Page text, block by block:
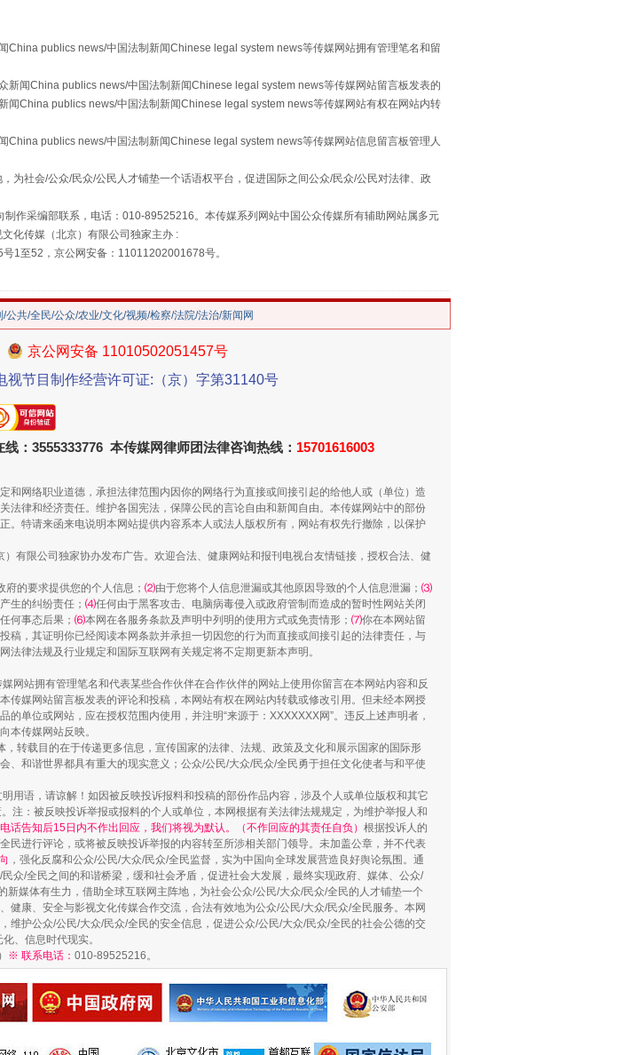
程"里的骗局 习近平的“航天情”
鉴定乱象
重拳出击！专项整治午间酒驾
线检察官
“谁都不怕”的他落马了
还要"留白" 用生命托举生命
publics news/中国法制新闻Chinese legal system news等传媒网站拥有管理笔名和留
闻China publics news/中国法制新闻Chinese legal system news等传媒网站留言板发表的
China publics news/中国法制新闻Chinese legal system news等传媒网站有权在网站内转
publics news/中国法制新闻Chinese legal system news等传媒网站信息留言板管理人
为社会/公众/民众/公民人才铺垫一个话语权平台，促进国际之间公众/民众/公民对法律、政
作采编部联系，电话：010-89525216。本传媒系列网站中国公众传媒所有辅助网站属多元
化传媒（北京）有限公司独家主办 :
1至52，京公网安备：11011202001678号。
/公共/全民/公众/农业/文化/视频/检察/法院/法治/新闻网
京公网安备 11010502051457号
视节目制作经营许可证:（京）字第31140号
线：3555333776 本传媒网律师团法律咨询热线： 15701616003
网络职业道德，承担法律范围内因你的网络行为直接或间接引起的给他人或（单位）造
律和经济责任。维护各国宪法，保障公民的言论自由和新闻自由。本传媒网站中的部份
特请来函来电说明本网站提供内容系本人或法人版权所有，网站有权先行撤除，以保护
有限公司独家协办发布广告。欢迎合法、健康网站和报刊电视台友情链接，授权合法、健
的要求提供您的个人信息； ⑵由于您将个人信息泄漏或其他原因导致的个人信息泄漏； ⑶
生的纠纷责任； ⑷任何由于黑客攻击、电脑病毒侵入或政府管制而造成的暂时性网站关闭
何事态后果； ⑹本网在各服务条款及声明中列明的使用方式或免责情形； ⑺你在本网站留
，其证明你已经阅读本网条款并承担一切因您的行为而直接或间接引起的法律责任，与
律法规及行业规定和国际互联网有关规定将不定期更新本声明。
网站拥有管理笔名和代表某些合作伙伴在合作伙伴的网站上使用你留言在本网站内容和反
媒网站留言板发表的评论和投稿，本网站有权在网站内转载或修改引用。但未经本网授
单位或网站，应在授权范围内使用，并注明“来源于：XXXXXXX网”。违反上述声明者，
本传媒网站反映。
转载目的在于传递更多信息，宣传国家的法律、法规、政策及文化和展示国家的国际形
和谐世界都具有重大的现实意义；公众/公民/大众/民众/全民勇于担任文化使者与和平使
用语，请谅解！如因被反映投诉报料和投稿的部份作品内容，涉及个人或单位版权和其它
注：被反映投诉举报或报料的个人或单位，本网根据有关法律法规规定，为维护举报人和
话告知后15日内不作出回应，我们将视为默认。（不作回应的其责任自负） 根据投诉人的
进行评论，或将被反映投诉举报的内容转至所涉相关部门领导。未加盖公章，并不代表
，强化反腐和公众/公民/大众/民众/全民监督，实为中国向全球发展营造良好舆论氛围。通
众/全民之间的和谐桥梁，缓和社会矛盾，促进社会大发展，最终实现政府、媒体、公众/
媒体有生力，借助全球互联网主阵地，为社会公众/公民/大众/民众/全民的人才铺垫一个
康、安全与影视文化传媒合作交流，合法有效地为公众/公民/大众/民众/全民服务。本网
护公众/公民/大众/民众/全民的安全信息，促进公众/公民/大众/民众/全民的社会公德的交
、信息时代现实。
※ 联系电话： 010-89525216。